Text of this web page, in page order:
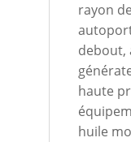
rayon
debout,
haute
huile